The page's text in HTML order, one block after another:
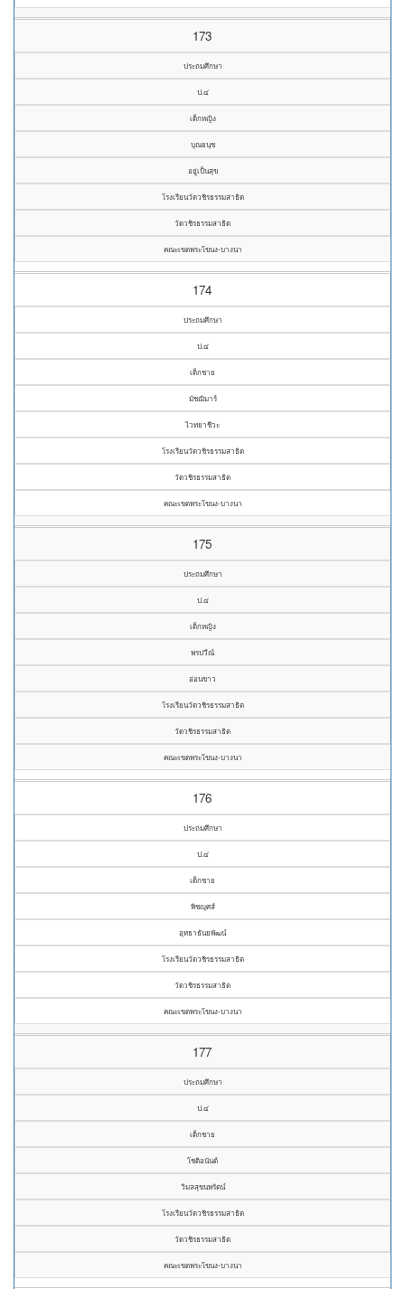
173
ประถมศึกษา
ป.๔
เด็กหญิง
บุณยนุช
อยู่เป็นสุข
โรงเรียนวัดวชิรธรรมสาธิต
วัดวชิรธรรมสาธิต
คณะเขตพระโขนง-บางนา
174
ประถมศึกษา
ป.๔
เด็กชาย
มัชฌิมาร์
ไวทยาชีวะ
โรงเรียนวัดวชิรธรรมสาธิต
วัดวชิรธรรมสาธิต
คณะเขตพระโขนง-บางนา
175
ประถมศึกษา
ป.๔
เด็กหญิง
พรปวีณ์
อ่อนขาว
โรงเรียนวัดวชิรธรรมสาธิต
วัดวชิรธรรมสาธิต
คณะเขตพระโขนง-บางนา
176
ประถมศึกษา
ป.๔
เด็กชาย
พิชญุศส์
อุทธาธันยพัฒน์
โรงเรียนวัดวชิรธรรมสาธิต
วัดวชิรธรรมสาธิต
คณะเขตพระโขนง-บางนา
177
ประถมศึกษา
ป.๔
เด็กชาย
โชติอนันต์
วิมลสุขนพรัตน์
โรงเรียนวัดวชิรธรรมสาธิต
วัดวชิรธรรมสาธิต
คณะเขตพระโขนง-บางนา